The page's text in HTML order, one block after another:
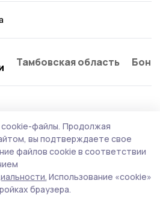
Тамбовская область
участники и
дипломы о
переподготовке
программы «Герои
с квалификацией
файлы. Продолжая
вы подтверждаете свое
файлов cookie в соответствии
Использование «cookie»
браузера.